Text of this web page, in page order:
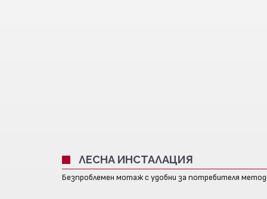
ЛЕСНА ИНСТАЛАЦИЯ
Безпроблемен мотаж с удобни за потребителя